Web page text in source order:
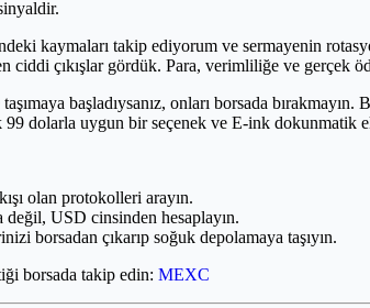
kaymaları takip ediyorum ve sermayenin
ciddi çıkışlar gördük. Para, verimliliğe ve gerçek
başladıysanız, onları borsada
dolarla uygun bir seçenek ve E-ink dokunmatik
olan protokolleri arayın.
USD cinsinden hesaplayın.
borsadan çıkarıp soğuk depolamaya taşıyın.
borsada takip edin: MEXC